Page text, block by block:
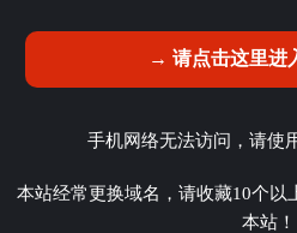
→ 请点击这里进
手机网络无法访问，请使
本站经常更换域名，请收藏10个以
本站！